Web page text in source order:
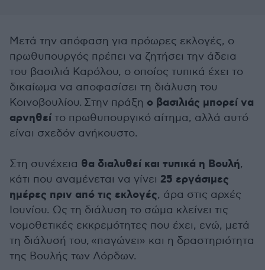
Μετά την απόφαση για πρόωρες εκλογές, ο
πρωθυπουργός πρέπει να ζητήσει την άδεια
του βασιλιά Καρόλου, ο οποίος τυπικά έχει το
δικαίωμα να αποφασίσει τη διάλυση του
Κοινοβουλίου. Στην πράξη ο βασιλιάς μπορεί να
αρνηθείτο πρωθυπουργικό αίτημα, αλλά αυτό
είναι σχεδόν ανήκουστο.
Στη συνέχεια θα διαλυθεί και τυπικά η Βουλή,
κάτι που αναμένεται να γίνει 25 εργάσιμες
ημέρες πριν από τις εκλογές, άρα στις αρχές
Ιουνίου. Ως τη διάλυση το σώμα κλείνει τις
νομοθετικές εκκρεμότητες που έχει, ενώ, μετά
τη διάλυσή του, «παγώνει» και η δραστηριότητα
της Βουλής των Λόρδων.